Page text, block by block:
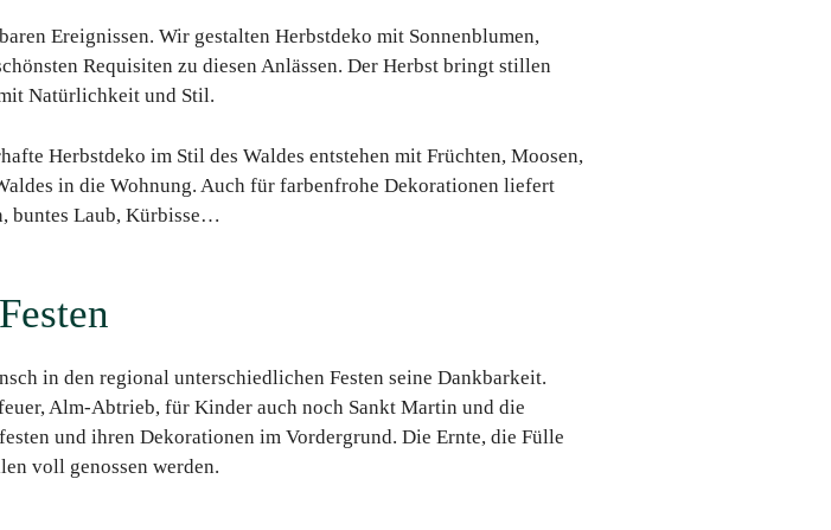
Ereignissen. Wir gestalten Herbstdeko mit Sonnenblumen,
Requisiten zu diesen Anlässen. Der Herbst bringt stillen
Natürlichkeit und Stil.
Herbstdeko im Stil des Waldes entstehen mit Früchten, Moosen,
in die Wohnung. Auch für farbenfrohe Dekorationen liefert
buntes Laub, Kürbisse…
in den regional unterschiedlichen Festen seine Dankbarkeit.
Alm-Abtrieb, für Kinder auch noch Sankt Martin und die
und ihren Dekorationen im Vordergrund. Die Ernte, die Fülle
voll genossen werden.